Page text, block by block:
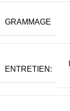
GRAMMAGE
ENTRETIEN: